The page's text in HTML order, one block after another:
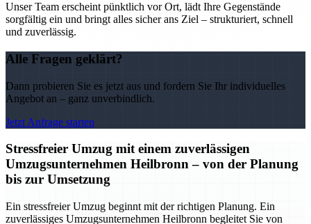
Unser Team erscheint pünktlich vor Ort, lädt Ihre Gegenstände
sorgfältig ein und bringt alles sicher ans Ziel – strukturiert, schnell
und zuverlässig.
Alle Fragen geklärt?
Dann probieren Sie es jetzt aus und fordern Sie Ihr individuelles
Angebot an – ganz unverbindlich.
Jetzt Anfrage starten
Stressfreier Umzug mit einem zuverlässigen
Umzugsunternehmen Heilbronn – von der Planung
bis zur Umsetzung
Ein stressfreier Umzug beginnt mit der richtigen Planung. Ein
zuverlässiges Umzugsunternehmen Heilbronn begleitet Sie von